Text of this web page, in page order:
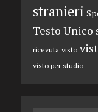
stranieri
Testo
ricevuta visto
visto per studio